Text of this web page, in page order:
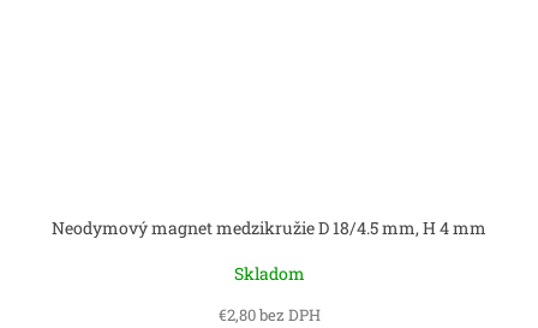
Neodymový magnet medzikružie D 18/4.5 mm, H 4 mm
Skladom
€2,80 bez DPH